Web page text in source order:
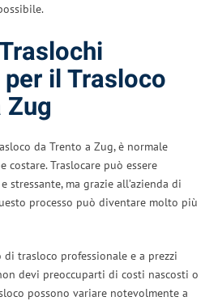
il Trasloco
Zug
da Trento a Zug, è normale
Traslocare può essere
stressante, ma grazie all’azienda di
processo può diventare molto più
di trasloco professionale e a prezzi
devi preoccuparti di costi nascosti o
possono variare notevolmente a